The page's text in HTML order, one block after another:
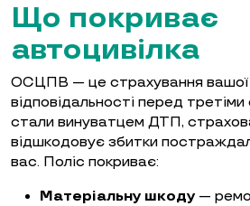
Що покриває
автоцивілка
ОСЦПВ — це страхування вашої
відповідальності перед
стали винуватцем ДТП,
відшкодовує збитки
вас. Поліс покриває:
Матеріальну шкоду —